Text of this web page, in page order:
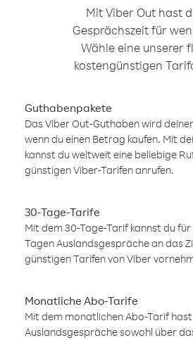
Mit Viber Out hast
Gesprächszeit für
Wähle eine unserer
kostengünstigen
Guthabenpakete
Das Viber Out-Guthaben wird
wenn du einen Betrag kaufen. Mit
kannst du weltweit eine beliebige
günstigen Viber-Tarifen anrufen.
30-Tage-Tarife
Mit dem 30-Tage-Tarif kannst du
Tagen Auslandsgespräche an das
günstigen Tarifen von Viber
Monatliche Abo-Tarife
Mit dem monatlichen Abo-Tarif
Auslandsgespräche sowohl über